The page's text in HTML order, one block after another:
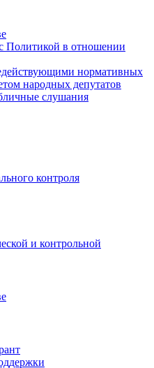
Политикой в отношении
нормативных
народных депутатов
слушания
контроля
и контрольной